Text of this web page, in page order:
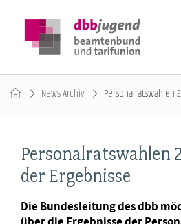
News-Archiv Personalratswahlen
Personalratswahlen
der Ergebnisse
Die Bundesleitung des dbb